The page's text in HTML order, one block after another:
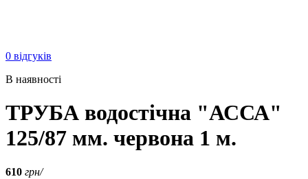
0 відгуків
В наявності
ТРУБА водостічна "АССА"
125/87 мм. червона 1 м.
610 грн/